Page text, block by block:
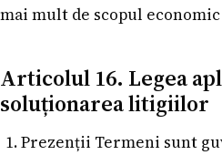
mai mult de scopul
Articolul 16. Legea
soluționarea litigiilor
Prezenții Termeni sunt